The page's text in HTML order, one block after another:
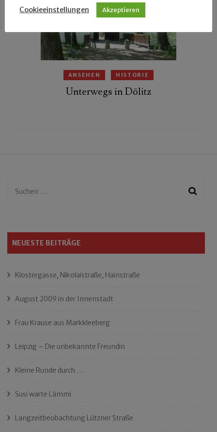
ANSEHEN HISTORIE
Unterwegs in Dölitz
Suchen
NEUESTE BEITRÄGE
Klostergasse, Nikolaistraße, Hainstraße
August 2009 in der Innenstadt
Frau Krause aus Markkleeberg
Leipzig – Die unbekannte Freundin
Kleine Runde durch …
Susi warte Lämmi
Langzeitbeobachtung Lützner Straße
Cookieeinstellungen Akzeptieren